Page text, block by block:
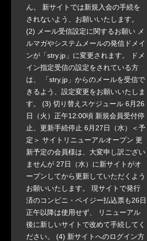
ん。 新サイトでは新規入会の手続を
されないよう、お願いいたします。
(2) メール受信設定に関するお願い メ
ルマガやシステムメールの発信ドメイ
ンが「stry.jp」に変更されます。 ドメ
イン指定受信の設定をされている方
は、 「stry.jp」からのメールを受信で
きるよう、設定変更をお願いいたしま
す。 (3) 切り替えスケジュール 6月26
日（火）正午12:00頃 新規会員受付停
止、更新手続停止 6月27日（水）＜予
定＞ サイトリニューアルオープン 更
新予定の会員様は、大変申し訳ござい
ませんが 27日（水）に新サイトがオ
ープンしてから更新していただくよう
お願いいたします。 現サイトで発行
済のコンビニ・ペイジー払込票も26日
正午以降は使用せず、 リニューアル
後に新しいサイトで改めて手続してく
ださい。 (4) 新サイトへのログイン方